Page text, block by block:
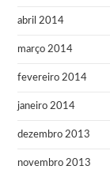
abril 2014
março 2014
fevereiro 2014
janeiro 2014
dezembro 2013
novembro 2013